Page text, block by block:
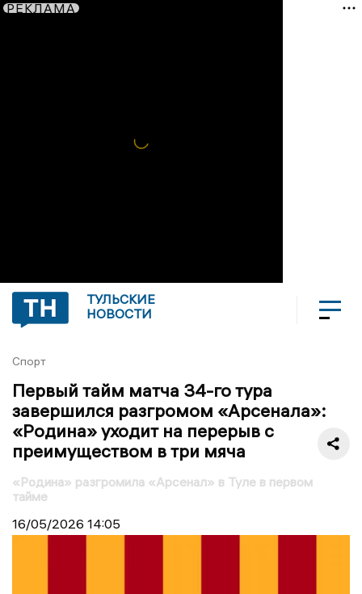
РЕКЛАМА
ТУЛЬСКИЕ
НОВОСТИ
Спорт
Первый тайм матча 34-го тура
завершился разгромом «Арсенала»:
«Родина» уходит на перерыв с
преимуществом в три мяча
«Родина» разгромила «Арсенал» в Туле в первом
тайме
16/05/2026 14:05